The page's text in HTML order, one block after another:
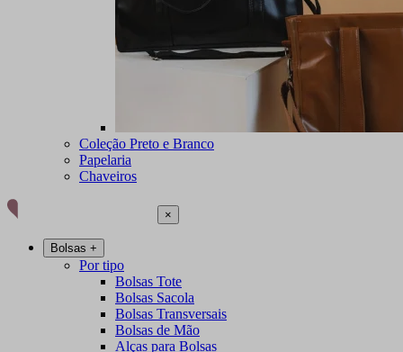
Coleção Preto e Branco
Papelaria
Chaveiros
×
Bolsas +
Por tipo
Bolsas Tote
Bolsas Sacola
Bolsas Transversais
Bolsas de Mão
Alças para Bolsas